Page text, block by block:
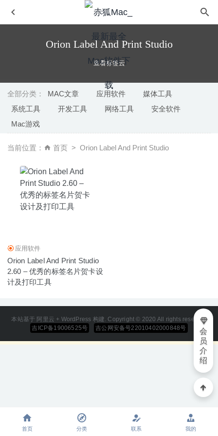
Orion Label And Print Studio
查看标签云
全部分类： MAC文章 应用软件
媒体工具
系统工具
开发工具 网络工具
安全软件
Mac游戏
当前位置： 首页 Orion Label And Print Studio
应用软件
Orion Label And Print Studio
2.60 – 优秀的标签名片贺卡设
计及打印工具
本站基于 阿里云 + WordPress 构建. Copyright © 2020 All rights reserved
吉ICP备19006525号
吉公网安备号22010402000848号
会
员
介
绍
工具
2020-03-24
Wondershare DVD Creator 6.1.0.6 for Mac- 功能强大且实
WinX DVD Ripper 6.5.2.20200420 中文版-最受欢迎的DVD
视频转换软件 2020-04-22
ColorSnapper 2 1.6.3 – 优秀的屏幕取色工具
TextMate 2.0.11 – 专业且好用的文本编辑器
首页 分类 联系 我的